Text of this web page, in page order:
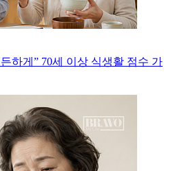
하게” 70세 이상 식생활 점수 가